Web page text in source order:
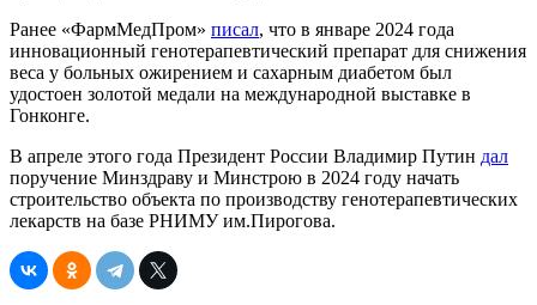
Ранее «ФармМедПром» писал, что в январе 2024 года
инновационный генотерапевтический препарат для снижения
веса у больных ожирением и сахарным диабетом был
удостоен золотой медали на международной выставке в
Гонконге.
В апреле этого года Президент России Владимир Путин дал
поручение Минздраву и Минстрою в 2024 году начать
строительство объекта по производству генотерапевтических
лекарств на базе РНИМУ им.Пирогова.